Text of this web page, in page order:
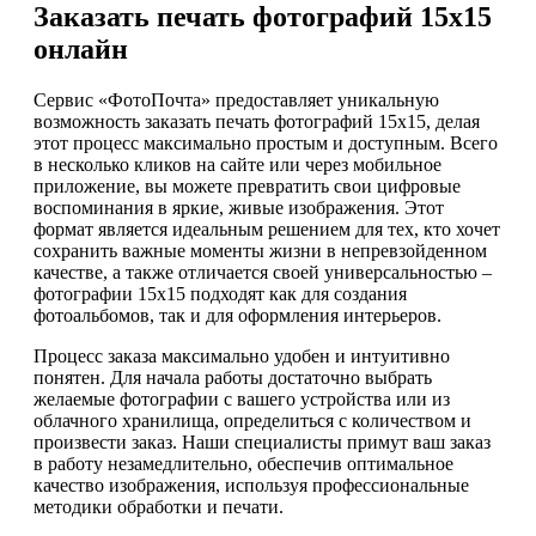
Заказать печать фотографий 15х15
онлайн
Сервис «ФотоПочта» предоставляет уникальную
возможность заказать печать фотографий 15х15, делая
этот процесс максимально простым и доступным. Всего
в несколько кликов на сайте или через мобильное
приложение, вы можете превратить свои цифровые
воспоминания в яркие, живые изображения. Этот
формат является идеальным решением для тех, кто хочет
сохранить важные моменты жизни в непревзойденном
качестве, а также отличается своей универсальностью –
фотографии 15х15 подходят как для создания
фотоальбомов, так и для оформления интерьеров.
Процесс заказа максимально удобен и интуитивно
понятен. Для начала работы достаточно выбрать
желаемые фотографии с вашего устройства или из
облачного хранилища, определиться с количеством и
произвести заказ. Наши специалисты примут ваш заказ
в работу незамедлительно, обеспечив оптимальное
качество изображения, используя профессиональные
методики обработки и печати.